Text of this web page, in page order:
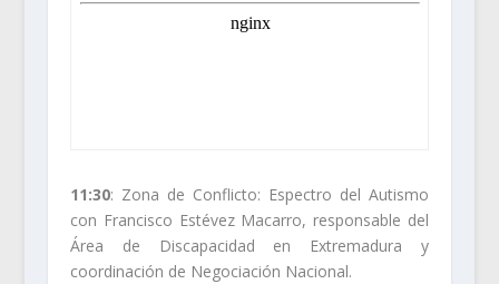
11:30: Zona de Conflicto: Espectro del Autismo
con Francisco Estévez Macarro, responsable del
Área de Discapacidad en Extremaduray
coordinación de Negociación Nacional.